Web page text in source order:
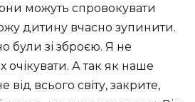
можуть спровокувати
дитину вчасно зупинити.
були зі зброєю. Я не
очікувати. А так як наше
від всього світу, закрите,